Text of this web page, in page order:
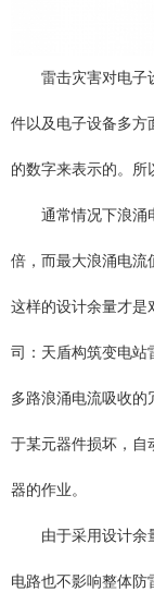
雷击灾害对电子设
件以及电子设备多方
的数字来表示的。所
通常情况下浪涌电
倍，而最大浪涌电流
这样的设计余量才是
司：天盾构筑变电站
多路浪涌电流吸收的
于某元器件损坏，自
器的作业。
由于采用设计余量
电路也不影响整体防